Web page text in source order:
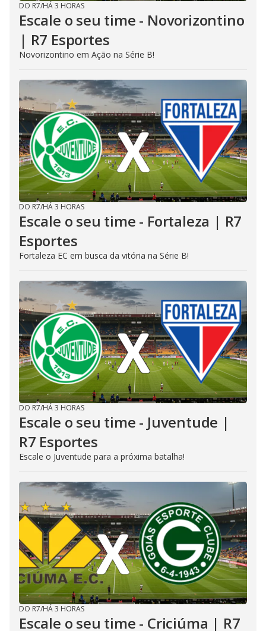
DO R7/HÁ 3 HORAS
Escale o seu time - Novorizontino
| R7 Esportes
Novorizontino em Ação na Série B!
DO R7/HÁ 3 HORAS
Escale o seu time - Fortaleza | R7
Esportes
Fortaleza EC em busca da vitória na Série B!
DO R7/HÁ 3 HORAS
Escale o seu time - Juventude |
R7 Esportes
Escale o Juventude para a próxima batalha!
DO R7/HÁ 3 HORAS
Escale o seu time - Criciúma | R7